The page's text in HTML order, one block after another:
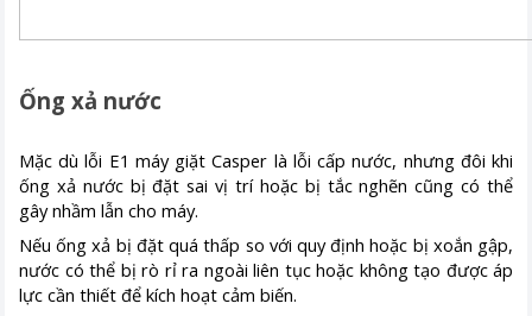
Ống xả nước
Mặc dù lỗi E1 máy giặt Casper là lỗi cấp nước, nhưng đôi khi
ống xả nước bị đặt sai vị trí hoặc bị tắc nghẽn cũng có thể
gây nhầm lẫn cho máy.
Nếu ống xả bị đặt quá thấp so với quy định hoặc bị xoắn gập,
nước có thể bị rò rỉ ra ngoài liên tục hoặc không tạo được áp
lực cần thiết để kích hoạt cảm biến.